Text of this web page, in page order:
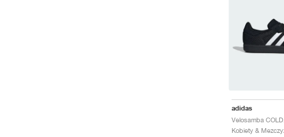
adidas